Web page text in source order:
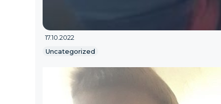
17.10.2022
Uncategorized